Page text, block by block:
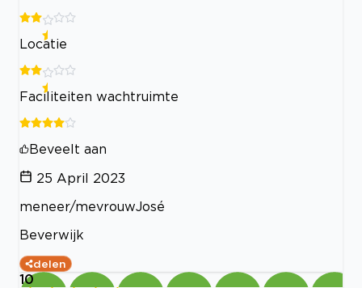
Locatie
Faciliteiten wachtruimte
Beveelt aan
25 April 2023
meneer/mevrouwJosé
Beverwijk
delen
10